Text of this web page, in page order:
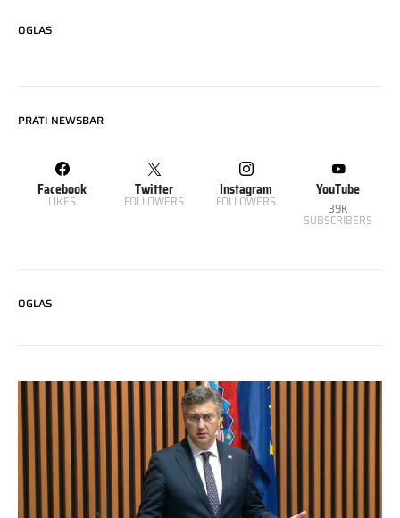
OGLAS
PRATI NEWSBAR
Facebook
LIKES
Twitter
FOLLOWERS
Instagram
FOLLOWERS
YouTube
39K
SUBSCRIBERS
OGLAS